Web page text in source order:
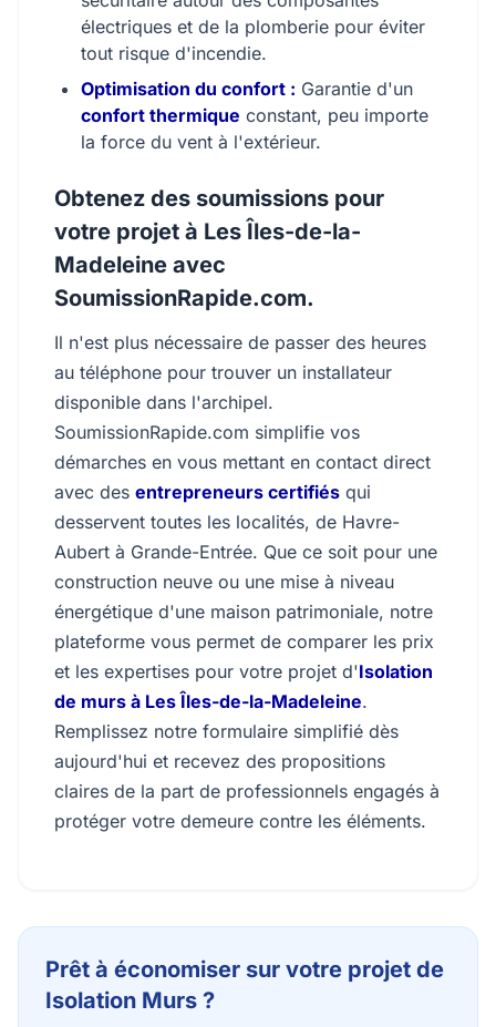
électriques et de la plomberie pour éviter
tout risque d'incendie.
Optimisation du confort : Garantie d'un
confort thermique constant, peu importe
la force du vent à l'extérieur.
Obtenez des soumissions pour
votre projet à Les Îles-de-la-
Madeleine avec
SoumissionRapide.com.
Il n'est plus nécessaire de passer des heures
au téléphone pour trouver un installateur
disponible dans l'archipel.
SoumissionRapide.com simplifie vos
démarches en vous mettant en contact direct
avec des entrepreneurs certifiés qui
desservent toutes les localités, de Havre-
Aubert à Grande-Entrée. Que ce soit pour une
construction neuve ou une mise à niveau
énergétique d'une maison patrimoniale, notre
plateforme vous permet de comparer les prix
et les expertises pour votre projet d'Isolation
de murs à Les Îles-de-la-Madeleine.
Remplissez notre formulaire simplifié dès
aujourd'hui et recevez des propositions
claires de la part de professionnels engagés à
protéger votre demeure contre les éléments.
Prêt à économiser sur votre projet de
Isolation Murs ?